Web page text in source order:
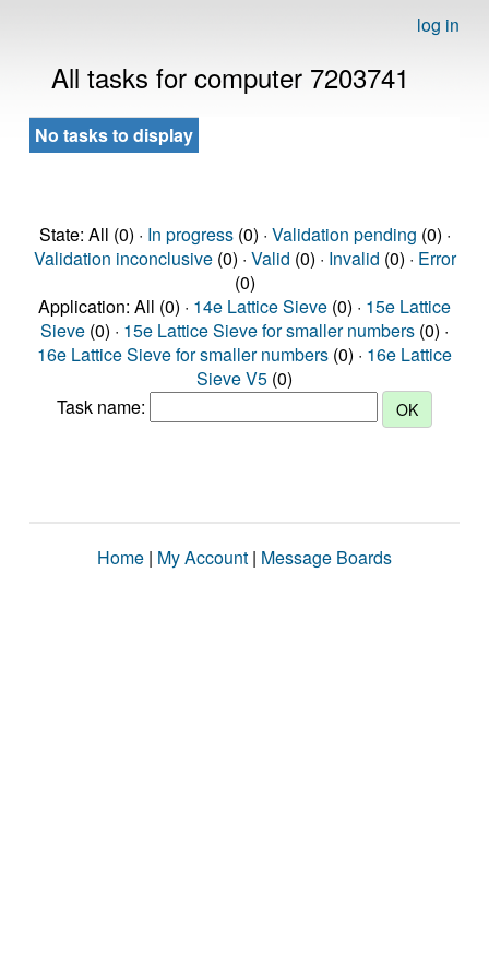
log in
All tasks for computer 7203741
No tasks to display
State: All (0) · In progress(0) · Validation pending (0) ·
Validation inconclusive(0) · Valid (0) · Invalid (0) · Error
(0)
Application: All (0) · 14e Lattice Sieve (0) · 15e Lattice
Sieve (0) · 15e Lattice Sieve for smaller numbers (0) ·
16e Lattice Sieve for smaller numbers (0) · 16e Lattice
Sieve V5 (0)
Task name:
Home | My Account | Message Boards